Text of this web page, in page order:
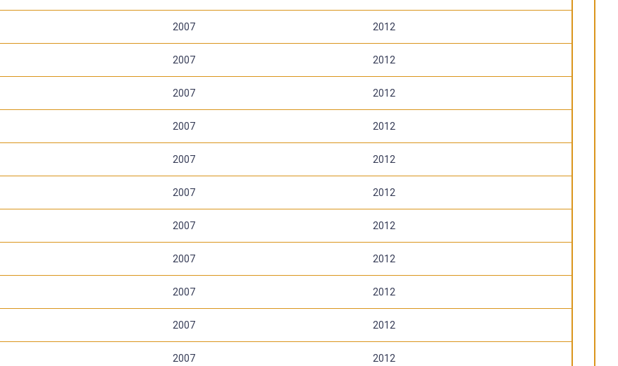
2007 2012
2007 2012
2007 2012
2007 2012
2007 2012
2007 2012
2007 2012
2007 2012
2007 2012
2007 2012
2007 2012